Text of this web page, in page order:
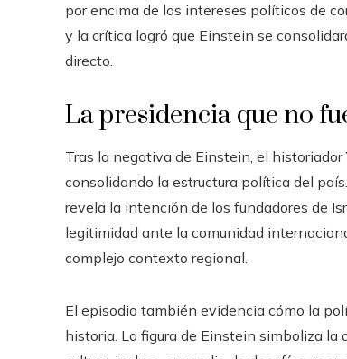
por encima de los intereses políticos de
y la crítica logró que Einstein se
directo.
La presidencia que no
Tras la negativa de Einstein, el
consolidando la estructura política del
revela la intención de los fundadores de
legitimidad ante la comunidad
complejo contexto regional.
El episodio también evidencia cómo la
historia. La figura de Einstein simboliza